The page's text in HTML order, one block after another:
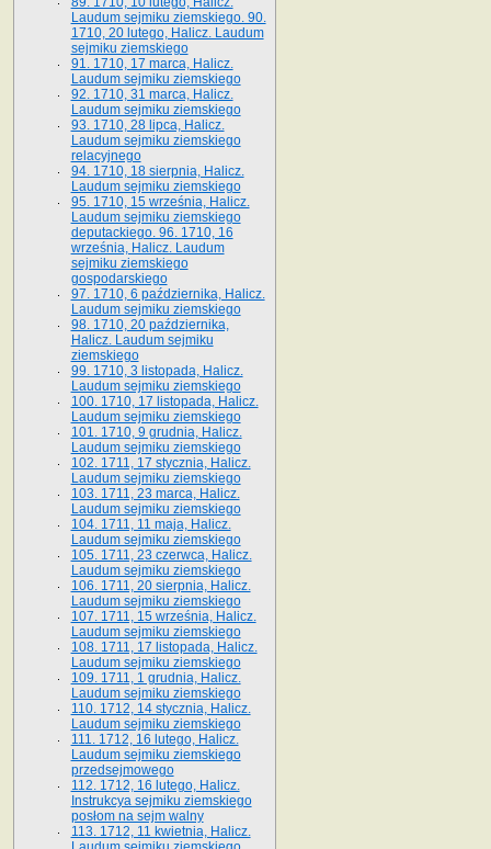
Laudum sejmiku ziemskiego. 90.
1710, 20 lutego, Halicz. Laudum
sejmiku ziemskiego
91. 1710, 17 marca, Halicz.
Laudum sejmiku ziemskiego
92. 1710, 31 marca, Halicz.
Laudum sejmiku ziemskiego
93. 1710, 28 lipca, Halicz.
Laudum sejmiku ziemskiego
relacyjnego
94. 1710, 18 sierpnia, Halicz.
Laudum sejmiku ziemskiego
95. 1710, 15 września, Halicz.
Laudum sejmiku ziemskiego
deputackiego. 96. 1710, 16
września, Halicz. Laudum
sejmiku ziemskiego
gospodarskiego
97. 1710, 6 października, Halicz.
Laudum sejmiku ziemskiego
98. 1710, 20 października,
Halicz. Laudum sejmiku
ziemskiego
99. 1710, 3 listopada, Halicz.
Laudum sejmiku ziemskiego
100. 1710, 17 listopada, Halicz.
Laudum sejmiku ziemskiego
101. 1710, 9 grudnia, Halicz.
Laudum sejmiku ziemskiego
102. 1711, 17 stycznia, Halicz.
Laudum sejmiku ziemskiego
103. 1711, 23 marca, Halicz.
Laudum sejmiku ziemskiego
104. 1711, 11 maja, Halicz.
Laudum sejmiku ziemskiego
105. 1711, 23 czerwca, Halicz.
Laudum sejmiku ziemskiego
106. 1711, 20 sierpnia, Halicz.
Laudum sejmiku ziemskiego
107. 1711, 15 września, Halicz.
Laudum sejmiku ziemskiego
108. 1711, 17 listopada, Halicz.
Laudum sejmiku ziemskiego
109. 1711, 1 grudnia, Halicz.
Laudum sejmiku ziemskiego
110. 1712, 14 stycznia, Halicz.
Laudum sejmiku ziemskiego
111. 1712, 16 lutego, Halicz.
Laudum sejmiku ziemskiego
przedsejmowego
112. 1712, 16 lutego, Halicz.
Instrukcya sejmiku ziemskiego
posłom na sejm walny
113. 1712, 11 kwietnia, Halicz.